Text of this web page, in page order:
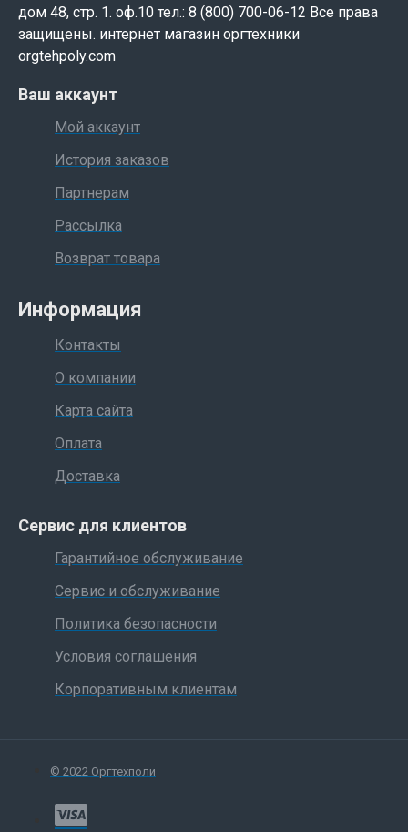
дом 48, стр. 1. оф.10 тел.: 8 (800) 700-06-12 Все права
защищены. интернет магазин оргтехники
orgtehpoly.com
Ваш аккаунт
Мой аккаунт
История заказов
Партнерам
Рассылка
Возврат товара
Информация
Контакты
О компании
Карта сайта
Оплата
Доставка
Сервис для клиентов
Гарантийное обслуживание
Сервис и обслуживание
Политика безопасности
Условия соглашения
Корпоративным клиентам
© 2022 Оргтехполи